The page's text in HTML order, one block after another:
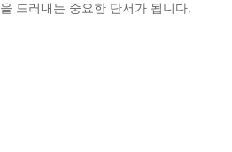
드러내는 중요한 단서가 됩니다.